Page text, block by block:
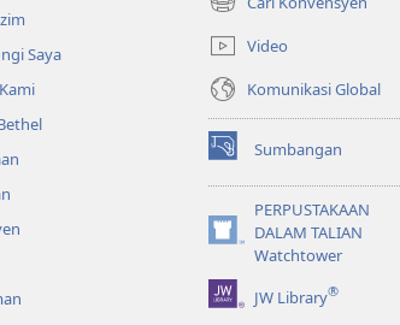
Saya
(membuka
tetingkap
baharu)
Video
Komunikasi Global
Sumbangan
(membuka
tetingkap
baharu)PERPUSTAKAAN
DALAM TALIAN
Watchtower
(membuka
tetingkap
baharu)JW Library®